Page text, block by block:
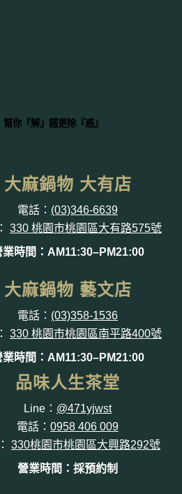
你『解』餓更除『惑』
大麻鍋物 大有店
電話： (03)346-6639
330 桃園市桃園區大有路575號
業時間：AM11:30–PM21:00
大麻鍋物 藝文店
電話： (03)358-1536
330 桃園市桃園區南平路400號
業時間：AM11:30–PM21:00
品味人生茶堂
Line： @471yjwst
電話： 0958 406 009
330桃園市桃園區大興路292號
營業時間：採預約制